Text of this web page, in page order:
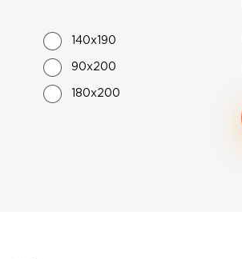
140x190
90x200
180x200